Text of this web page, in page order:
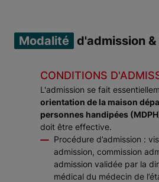
Modalité d'admission
CONDITIONS
L'admission se fait
orientation de la maison
personnes handipées
doit être effective.
Procédure d’admission :
admission, commission
admission validée par la
médical du médecin de